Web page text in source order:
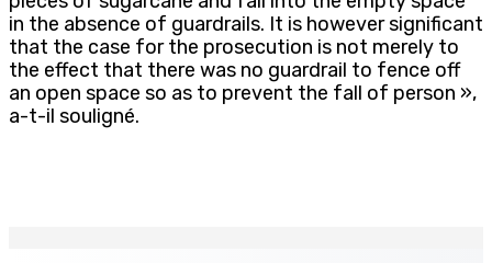
in the absence of guardrails. It is however significant
that the case for the prosecution is not merely to
the effect that there was no guardrail to fence off
an open space so as to prevent the fall of person »,
a-t-il souligné.